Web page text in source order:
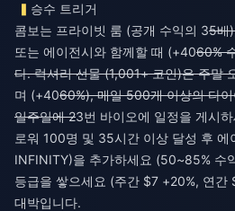
승수 트리거
콤보는 프라이빗 룸 (공개 수익의 35배
또는 에이전시와 함께할 때 (+4060%
다. 럭셔리 선물 (1,001+ 코인)은 주말
며 (+4060%), 매일 500개 이상의 다
일주일에 23번 바이오에 일정을 게시
로워 100명 및 35시간 이상 달성 후
INFINITY)을 추가하세요 (50~85% 수
등급을 쌓으세요 (주간 $7 +20%, 연
대박입니다.